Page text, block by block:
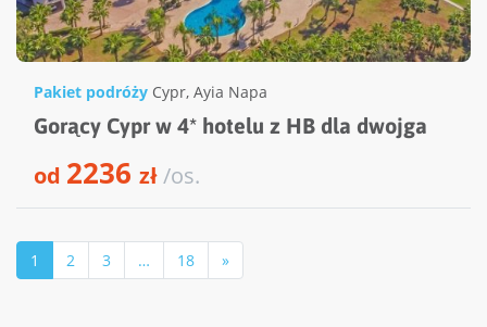
Pakiet podróży Cypr, Ayia Napa
Gorący Cypr w 4* hotelu z HB dla dwojga
od 2236 zł/os.
1 2 3 … 18 »